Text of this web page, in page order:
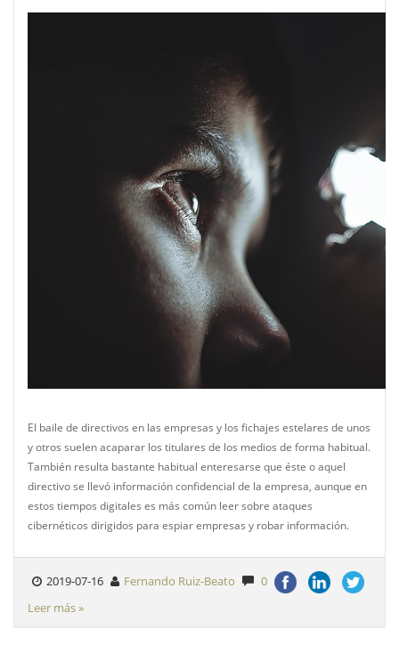
El baile de directivos en las empresas y los fichajes estelares de unos
y otros suelen acaparar los titulares de los medios de forma habitual.
También resulta bastante habitual enteresarse que éste o aquel
directivo se llevó información confidencial de la empresa, aunque en
estos tiempos digitales es más común leer sobre ataques
cibernéticos dirigidos para espiar empresas y robar información.
2019-07-16 Fernando Ruiz-Beato
0
Leer más »